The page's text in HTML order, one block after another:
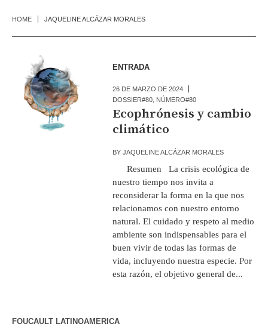
HOME JAQUELINE ALCÁZAR MORALES
ENTRADA
26 DE MARZO DE 2024
DOSSIER#80 NÚMERO#80
Ecophrónesis y cambio
climático
BYJAQUELINE ALCÁZAR MORALES
Resumen La crisis ecológica de
nuestro tiempo nos invita a
reconsiderar la forma en la que nos
relacionamos con nuestro entorno
natural. El cuidado y respeto al medio
ambiente son indispensables para el
buen vivir de todas las formas de
vida, incluyendo nuestra especie. Por
esta razón, el objetivo general de...
FOUCAULT LATINOAMERICA